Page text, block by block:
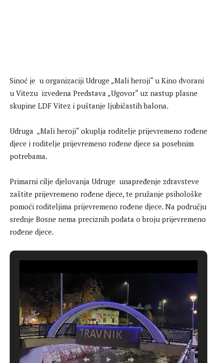
Sinoć je u organizaciji Udruge „Mali heroji“ u Kino dvorani
u Vitezu izvedena Predstava „Ugovor“ uz nastup plasne
skupine LDF Vitez i puštanje ljubičastih balona.
Udruga „Mali heroji“ okuplja roditelje prijevremeno rođene
djece i roditelje prijevremeno rođene djece sa posebnim
potrebama.
Primarni cilje djelovanja Udruge unapređenje zdravsteve
zaštite prijevremeno rođene djece, te pružanje psihološke
pomoći roditeljima prijevremeno rođene djece. Na području
srednje Bosne nema preciznih podata o broju prijevremeno
rođene djece.